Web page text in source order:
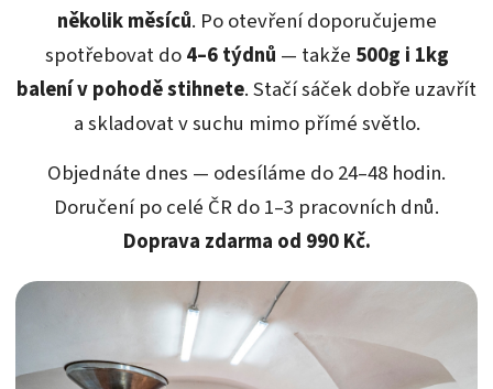
několik měsíců. Po otevření doporučujeme
spotřebovat do4–6 týdnů — takže 500g i 1kg
balení v pohodě stihnete. Stačí sáček dobře uzavřít
a skladovat v suchu mimo přímé světlo.
Objednáte dnes — odesíláme do 24–48 hodin.
Doručení po celé ČR do 1–3 pracovních dnů.
Doprava zdarma od 990 Kč.